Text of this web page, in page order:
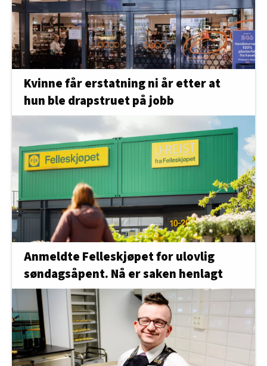
Kvinne får erstatning ni år etter at
hun ble drapstruet på jobb
Anmeldte Felleskjøpet for ulovlig
søndagsåpent. Nå er saken henlagt